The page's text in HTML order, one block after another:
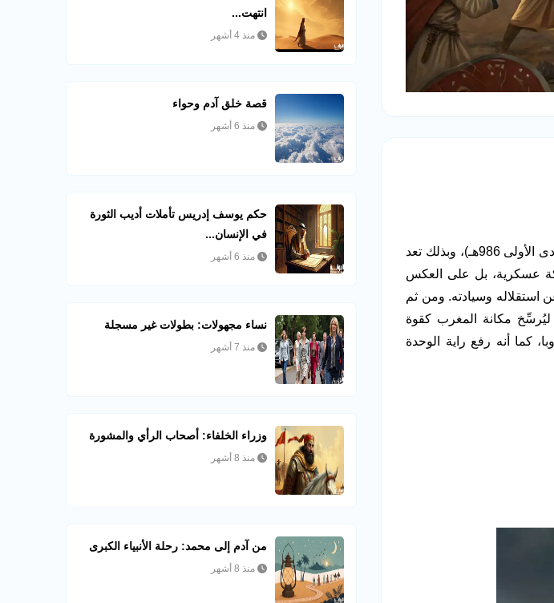
التي دارت رحاها في الرابع من أغسطس عام 1578م (30 جمادى الأولى 986هـ)، وبذلك تعد
عسكرية، بل على العكس
استقلاله وسيادته. ومن ثم
ليُرسِّخ مكانة المغرب كقوة
كما أنه رفع راية الوحدة
انتهت...
منذ 4 أشهر
قصة خلق آدم وحواء
منذ 6 أشهر
حكم يوسف إدريس تأملات أديب الثورة
في الإنسان...
منذ 6 أشهر
نساء مجهولات: بطولات غير مسجلة
منذ 7 أشهر
وزراء الخلفاء: أصحاب الرأي والمشورة
منذ 8 أشهر
من آدم إلى محمد: رحلة الأنبياء الكبرى
منذ 8 أشهر